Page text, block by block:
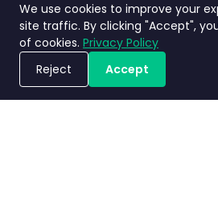
Jadwalkan
We use cookies to improve your
site traffic. By clicking "Accept",
of cookies. Privacy Policy
Reject
Accept